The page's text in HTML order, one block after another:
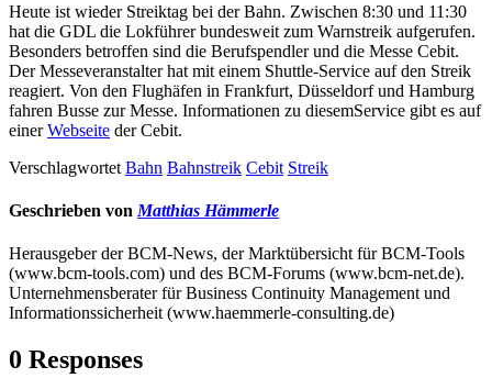
Heute ist wieder Streiktag bei der Bahn. Zwischen 8:30 und 11:30
hat die GDL die Lokführer bundesweit zum Warnstreik aufgerufen.
Besonders betroffen sind die Berufspendler und die Messe Cebit.
Der Messeveranstalter hat mit einem Shuttle-Service auf den Streik
reagiert. Von den Flughäfen in Frankfurt, Düsseldorf und Hamburg
fahren Busse zur Messe. Informationen zu diesemService gibt es auf
einerWebseite der Cebit.
Verschlagwortet Bahn Bahnstreik Cebit Streik
Geschrieben von Matthias Hämmerle
Herausgeber der BCM-News, der Marktübersicht für BCM-Tools
(www.bcm-tools.com) und des BCM-Forums (www.bcm-net.de).
Unternehmensberater für Business Continuity Management und
Informationssicherheit (www.haemmerle-consulting.de)
0 Responses